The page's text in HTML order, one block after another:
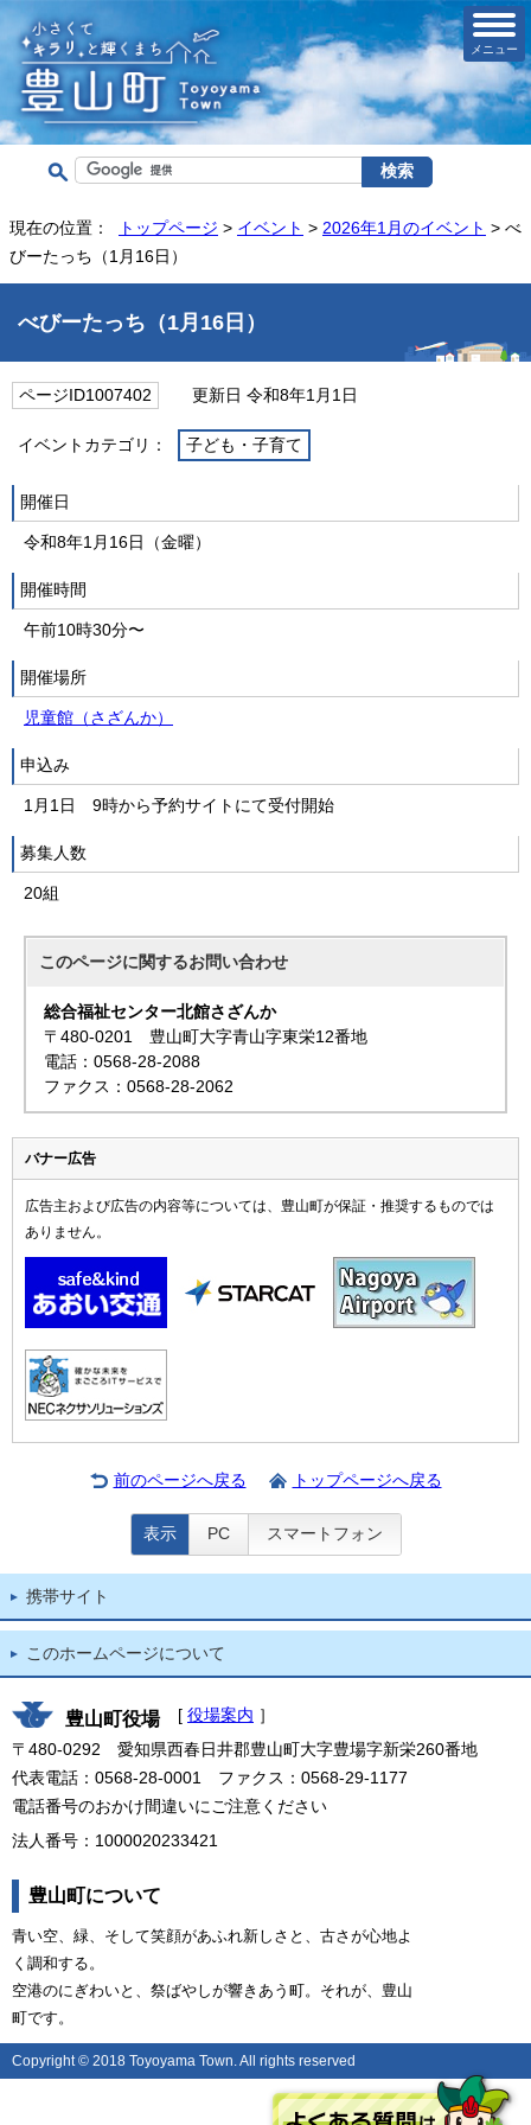
メニュー
現在の位置： トップページ > イベント > 2026年1月のイベント > べ
びーたっち（1月16日）
べびーたっち（1月16日）
ページID1007402 更新日 令和8年1月1日
イベントカテゴリ： 子ども・子育て
開催日
令和8年1月16日（金曜）
開催時間
午前10時30分〜
開催場所
児童館（さざんか）
申込み
1月1日 9時から予約サイトにて受付開始
募集人数
20組
このページに関するお問い合わせ
総合福祉センター北館さざんか
〒480-0201 豊山町大字青山字東栄12番地
電話：0568-28-2088
ファクス：0568-28-2062
バナー広告
広告主および広告の内容等については、豊山町が保証・推奨するものでは
ありません。
前のページへ戻る トップページへ戻る
表示 PC スマートフォン
携帯サイト
このホームページについて
豊山町役場 [ 役場案内 ］
〒480-0292 愛知県西春日井郡豊山町大字豊場字新栄260番地
代表電話：0568-28-0001 ファクス：0568-29-1177
電話番号のおかけ間違いにご注意ください
法人番号：1000020233421
豊山町について
青い空、緑、そして笑顔があふれ新しさと、古さが心地よ
く調和する。
空港のにぎわいと、祭ばやしが響きあう町。それが、豊山
町です。
Copyright © 2018 Toyoyama Town. All rights reserved